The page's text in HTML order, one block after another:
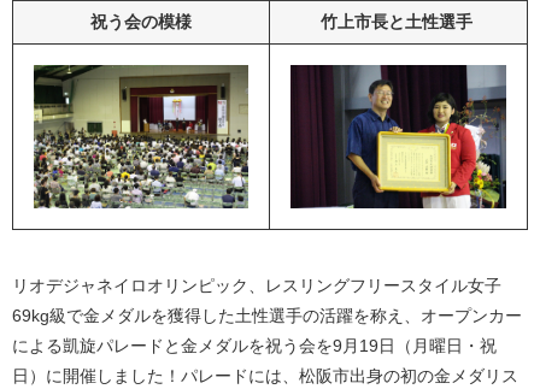
祝う会の模様 竹上市長と土性選手
リオデジャネイロオリンピック、レスリングフリースタイル女子
69kg級で金メダルを獲得した土性選手の活躍を称え、オープンカー
による凱旋パレードと金メダルを祝う会を9月19日（月曜日・祝
日）に開催しました！パレードには、松阪市出身の初の金メダリス